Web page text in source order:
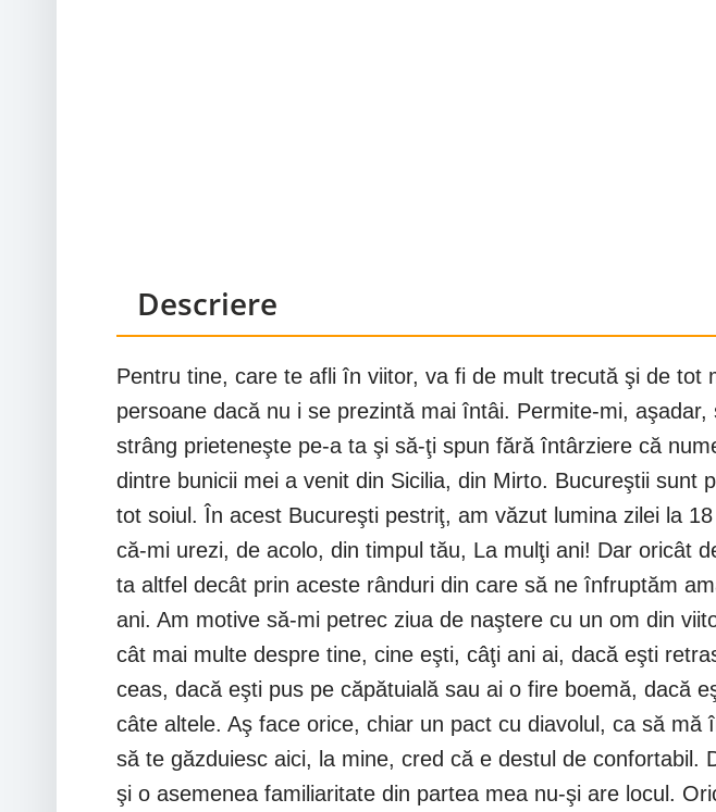
Descriere
Pentru tine, care te afli în viitor, va fi de mult trecută şi de
persoane dacă nu i se prezintă mai întâi. Permite-mi,
strâng prieteneşte pe-a ta şi să-ţi spun fără întârziere că
dintre bunicii mei a venit din Sicilia, din Mirto. Bucureştii
tot soiul. În acest Bucureşti pestriţ, am văzut lumina zilei la
că-mi urezi, de acolo, din timpul tău, La mulţi ani! Dar oricât
ta altfel decât prin aceste rânduri din care să ne înfruptăm
ani. Am motive să-mi petrec ziua de naştere cu un om din
cât mai multe despre tine, cine eşti, câţi ani ai, dacă eşti
ceas, dacă eşti pus pe căpătuială sau ai o fire boemă, dacă
câte altele. Aş face orice, chiar un pact cu diavolul, ca să
să te găzduiesc aici, la mine, cred că e destul de
şi o asemenea familiaritate din partea mea nu-şi are locul.